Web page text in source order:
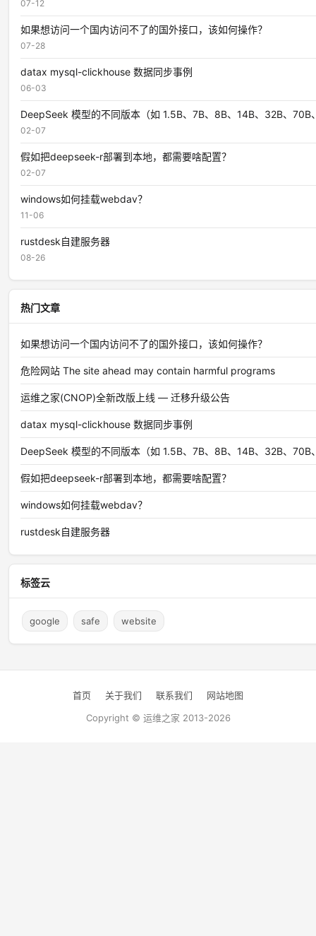
07-12
如果想访问一个国内访问不了的国外接口，该如何操作？
07-28
datax mysql-clickhouse 数据同步事例
06-03
DeepSeek 模型的不同版本（如 1.5B、7B、8B、14B、32B、70B
02-07
假如把deepseek-r部署到本地，都需要啥配置？
02-07
windows如何挂载webdav？
11-06
rustdesk自建服务器
08-26
热门文章
如果想访问一个国内访问不了的国外接口，该如何操作？
危险网站 The site ahead may contain harmful programs
运维之家(CNOP)全新改版上线 — 迁移升级公告
datax mysql-clickhouse 数据同步事例
DeepSeek 模型的不同版本（如 1.5B、7B、8B、14B、32B、70B
假如把deepseek-r部署到本地，都需要啥配置？
windows如何挂载webdav？
rustdesk自建服务器
标签云
google safe website
首页 关于我们 联系我们
网站地图
Copyright © 运维之家 2013-2026